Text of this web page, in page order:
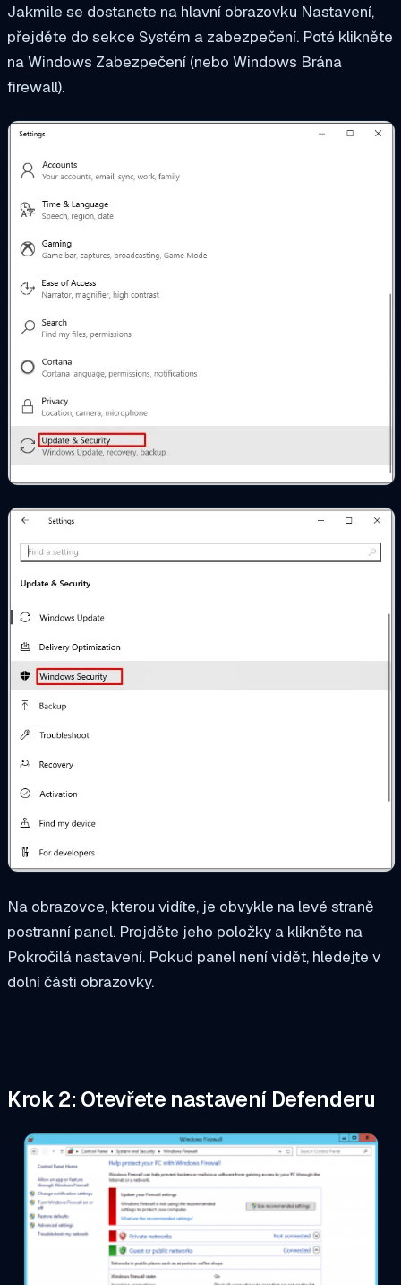
Jakmile se dostanete na hlavní obrazovku Nastavení,
přejděte do sekce Systém a zabezpečení. Poté klikněte
na Windows Zabezpečení (nebo Windows Brána
firewall).
Na obrazovce, kterou vidíte, je obvykle na levé straně
postranní panel. Projděte jeho položky a klikněte na
Pokročilá nastavení. Pokud panel není vidět, hledejte v
dolní části obrazovky.
Krok 2: Otevřete nastavení Defenderu